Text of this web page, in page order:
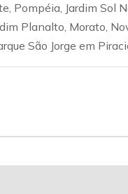
Pompéia, Jardim
Planalto, Morato,
São Jorge em